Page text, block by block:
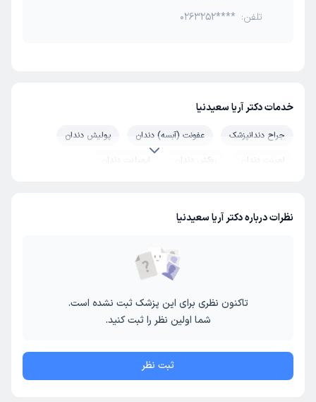
تلفن: 0263252****
خدمات دکتر آریا سعیدنیا
جراح دندانپزشک عفونت (آبسه) دندان
پولیش دندان
لمینت دندان
روکش دندان
ایمپلنت دندان
بستن فاصله بین دندان
سیلانت پیت و فیشور
اینله و آنله
پرکردن دندان شیری
نظرات درباره دکتر آریا سعیدنیا
تاکنون نظری برای این پزشک ثبت نشده است.
شما اولین نظر را ثبت کنید.
ثبت نظر